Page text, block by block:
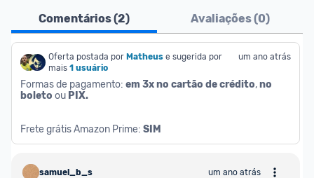
Comentários (2) Avaliações (0)
Oferta postada por Matheus e sugerida por
mais 1 usuário
um ano atrás
Formas de pagamento: em 3x no cartão de crédito, no
boleto ou PIX.
Frete grátis Amazon Prime: SIM
samuel_b_s um ano atrás